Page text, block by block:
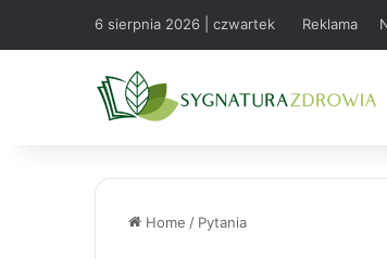
6 sierpnia 2026 | czwartek Reklama
Home / Pytania